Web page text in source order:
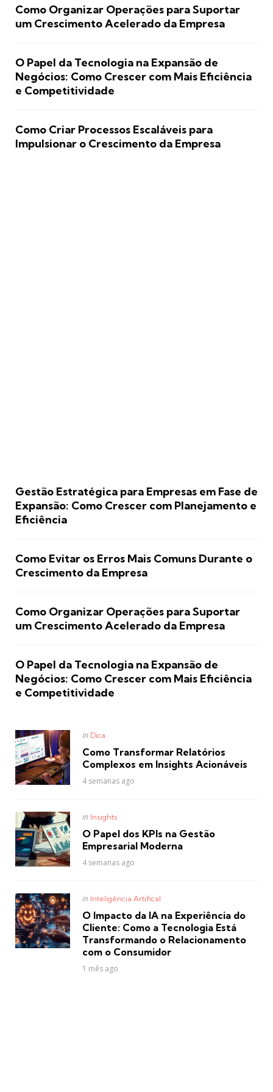
Como Organizar Operações para Suportar
um Crescimento Acelerado da Empresa
O Papel da Tecnologia na Expansão de
Negócios: Como Crescer com Mais Eficiência
e Competitividade
Como Criar Processos Escaláveis para
Impulsionar o Crescimento da Empresa
Gestão Estratégica para Empresas em Fase de
Expansão: Como Crescer com Planejamento e
Eficiência
Como Evitar os Erros Mais Comuns Durante o
Crescimento da Empresa
Como Organizar Operações para Suportar
um Crescimento Acelerado da Empresa
O Papel da Tecnologia na Expansão de
Negócios: Como Crescer com Mais Eficiência
e Competitividade
Posted
in Dica
Como Transformar Relatórios
Complexos em Insights Acionáveis
4 semanas ago
Posted
in Insights
O Papel dos KPIs na Gestão
Empresarial Moderna
4 semanas ago
Posted
in Inteligência Artifical
O Impacto da IA na Experiência do
Cliente: Como a Tecnologia Está
Transformando o Relacionamento
com o Consumidor
1 mês ago